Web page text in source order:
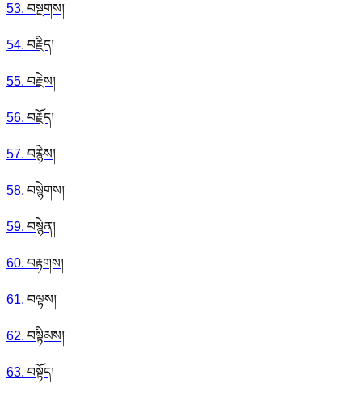
53. བསྔགས།
54. བརྗིད།
55. བརྗེས།
56. བརྗོད།
57. བརྙེས།
58. བསྙེགས།
59. བསྙེན།
60. བརྟགས།
61. བལྟས།
62. བསྟིམས།
63. བསྟོད།